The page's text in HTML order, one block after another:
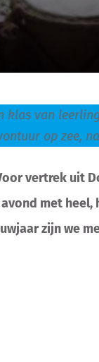
klas van
op zee,
vertrek uit
met heel,
zijn we